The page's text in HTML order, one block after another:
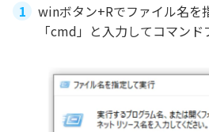
winボタン+Rでファイル名を
「cmd」と入力してコマンド